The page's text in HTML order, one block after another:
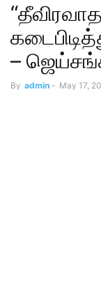
–
By admin - May 17,